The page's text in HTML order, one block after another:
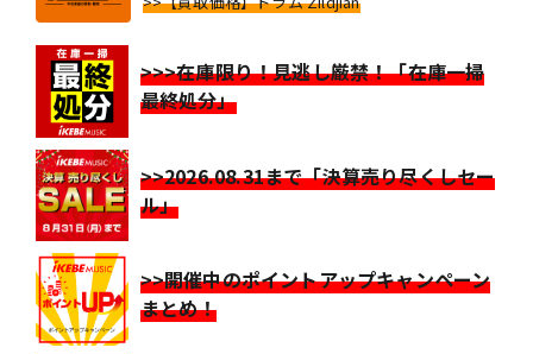
>>>在庫限り！見逃し厳禁！「在庫一掃
最終処分」
>>2026.08.31まで「決算売り尽くしセー
ル」
>>開催中のポイントアップキャンペーン
まとめ！